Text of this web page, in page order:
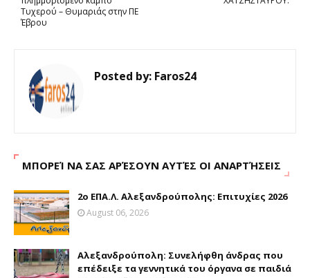
Τυχερού – Θυμαριάς στην ΠΕ
Έβρου
Posted by: Faros24
ΜΠΟΡΕΊ ΝΑ ΣΑΣ ΑΡΈΣΟΥΝ ΑΥΤΈΣ ΟΙ ΑΝΑΡΤΉΣΕΙΣ
2ο ΕΠΑ.Λ. Αλεξανδρούπολης: Επιτυχίες 2026
August 06, 2026
Αλεξανδρούπολη: Συνελήφθη άνδρας που
επέδειξε τα γεννητικά του όργανα σε παιδιά